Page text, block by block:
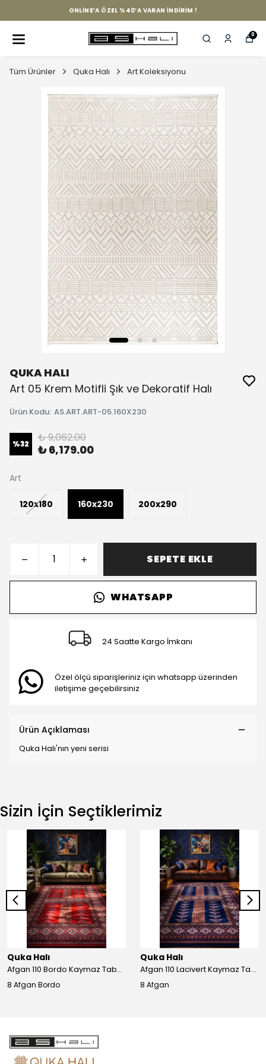
ONLINE’A ÖZEL %40’A VARAN İNDIRIM !
0
Tüm Ürünler Quka Halı Art Koleksiyonu
QUKA HALI
Art 05 Krem Motifli Şık ve Dekoratif Halı
Ürün Kodu: AS.ART.ART-05.160X230
%32 ₺ 9,062.00
₺ 6,179.00
Art
120x180 160x230 200x290
SEPETE EKLE
WHATSAPP
24 Saatte Kargo İmkanı
Özel ölçü siparişleriniz için whatsapp üzerinden
iletişime geçebilirsiniz
Ürün Açıklaması
Quka Halı'nın yeni serisi
Sizin İçin Seçtiklerimiz
Quka Halı
Afgan 110 Bordo Kaymaz Tabanlı Yıkanabilir Afgan Halısı
8 Afgan Bordo
Quka Halı
Afgan 110 Lacivert Kaymaz Tabanlı Yıkanabilir Afgan Halısı
8 Afgan